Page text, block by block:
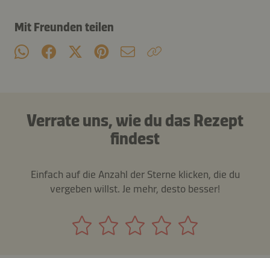
Mit Freunden teilen
Verrate uns, wie du das Rezept
findest
Einfach auf die Anzahl der Sterne klicken, die du
vergeben willst. Je mehr, desto besser!